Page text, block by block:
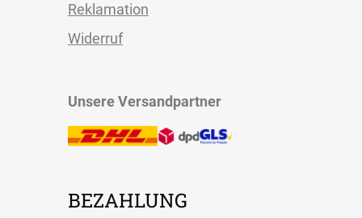
Reklamation
Widerruf
Unsere Versandpartner
BEZAHLUNG